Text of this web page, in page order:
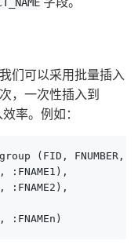
们可以采用批量插入
，一次性插入到
率。例如：
(FID, FNUMBER,
:FNAME1),
:FNAME2),
:FNAMEn)